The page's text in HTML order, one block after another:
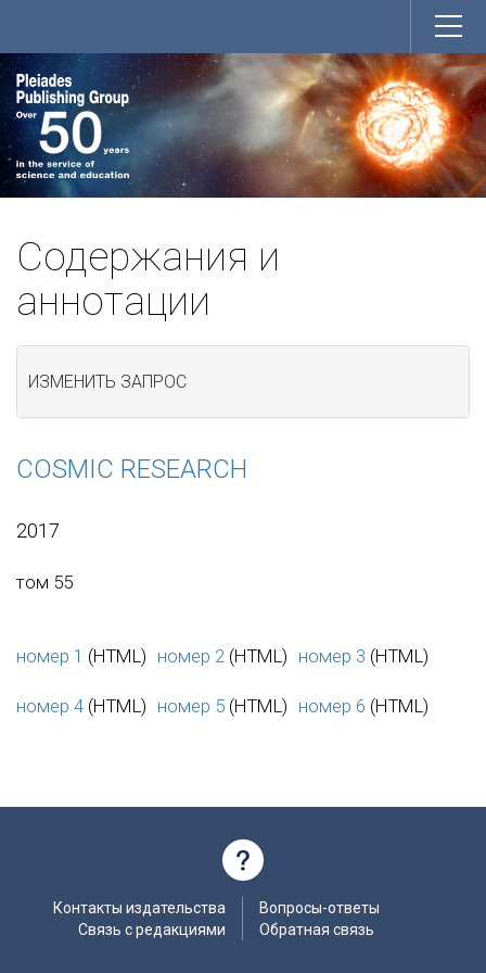
Содержания и
аннотации
ИЗМЕНИТЬ ЗАПРОС
COSMIC RESEARCH
2017
том 55
номер 1 (HTML) номер 2 (HTML) номер 3 (HTML)
номер 4 (HTML) номер 5 (HTML) номер 6 (HTML)
Контакты издательства
Связь с редакциями
Вопросы-ответы
Обратная связь